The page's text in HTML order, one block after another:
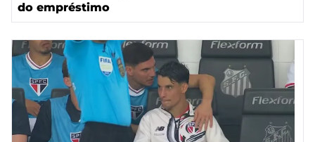
do empréstimo